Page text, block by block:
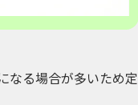
なる場合が多いため定